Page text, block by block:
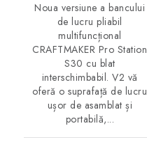
Noua versiune a bancului
de lucru pliabil
multifuncțional
CRAFTMAKER Pro Station
S30 cu blat
interschimbabil. V2 vă
oferă o suprafață de lucru
ușor de asamblat și
portabilă,...